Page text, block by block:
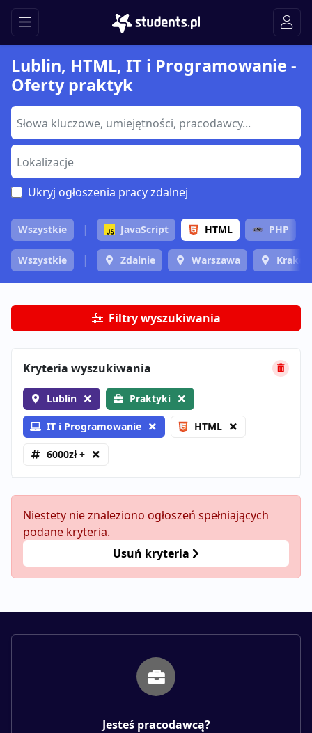
Lublin, HTML, IT i Programowanie -
Oferty praktyk
Ukryj ogłoszenia pracy zdalnej
Wszystkie JavaScript HTML PHP
Wszystkie Zdalnie Warszawa
Filtry wyszukiwania
Kryteria wyszukiwania
Lublin Praktyki
IT i Programowanie HTML
6000zł +
Niestety nie znaleziono ogłoszeń spełniających
podane kryteria.
Usuń kryteria
Jesteś pracodawcą?